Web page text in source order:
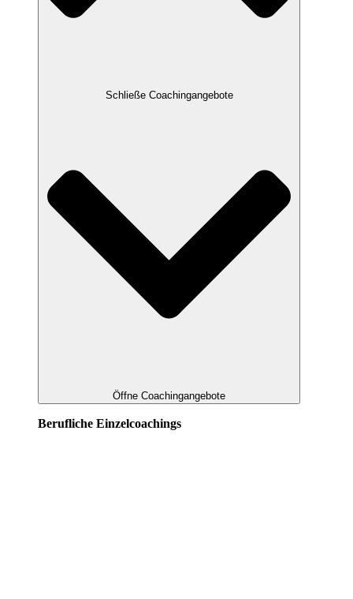
Schließe Coachingangebote
Öffne Coachingangebote
Berufliche Einzelcoachings